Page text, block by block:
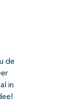
de
in